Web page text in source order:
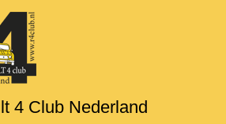
4 Club Nederland